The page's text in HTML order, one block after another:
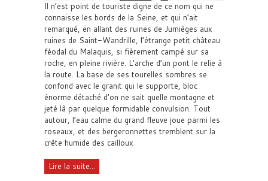
Il n’est point de touriste digne de ce nom qui ne
connaisse les bords de la Seine, et qui n’ait
remarqué, en allant des ruines de Jumièges aux
ruines de Saint-Wandrille, l’étrange petit château
féodal du Malaquis, si fièrement campé sur sa
roche, en pleine rivière. L’arche d’un pont le relie à
la route. La base de ses tourelles sombres se
confond avec le granit qui le supporte, bloc
énorme détaché d’on ne sait quelle montagne et
jeté là par quelque formidable convulsion. Tout
autour, l’eau calme du grand fleuve joue parmi les
roseaux, et des bergeronnettes tremblent sur la
crête humide des cailloux
Lire la suite...